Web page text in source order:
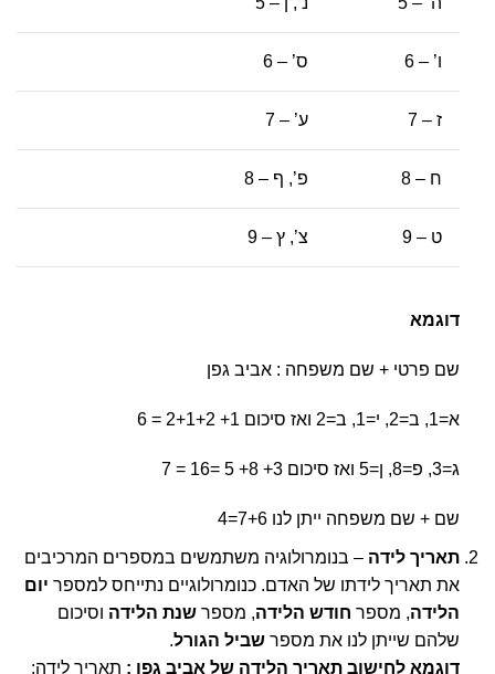
ו’ – 6 ס’ – 6
ז – 7 ע’ – 7
ח – 8 פ’, ף – 8
ט – 9 צ’, ץ – 9
דוגמא
שם פרטי + שם משפחה : אביב גפן
א=1, ב=2, י=1, ב=2 ואז סיכום 1+ 2+1+2 = 6
ג=3, פ=8, ן=5 ואז סיכום 3+ 8+ 5 =16 = 7
שם + שם משפחה ייתן לנו 7+6=4
תאריך לידה – בנומרולוגיה משתמשים במספרים המרכיבים
את תאריך לידתו של האדם. כנומרולוגיים נתייחס למספר יום
הלידה, מספר חודש הלידה, מספר שנת הלידה וסיכום
שלהם שייתן לנו את מספר שביל הגורל.
דוגמא לחישוב תאריך הלידה של אביב גפן : תאריך לידה: